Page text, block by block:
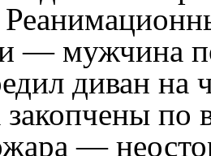
— мужчина
диван на
по
—